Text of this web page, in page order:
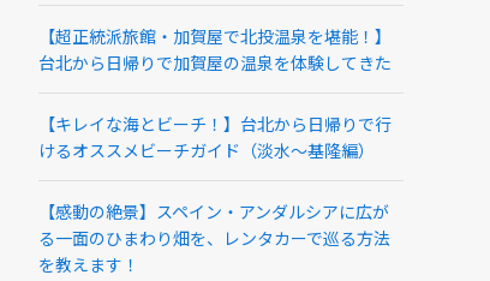
【超正統派旅館・加賀屋で北投温泉を堪能！】
台北から日帰りで加賀屋の温泉を体験してきた
【キレイな海とビーチ！】台北から日帰りで行
けるオススメビーチガイド（淡水～基隆編）
【感動の絶景】スペイン・アンダルシアに広が
る一面のひまわり畑を、レンタカーで巡る方法
を教えます！